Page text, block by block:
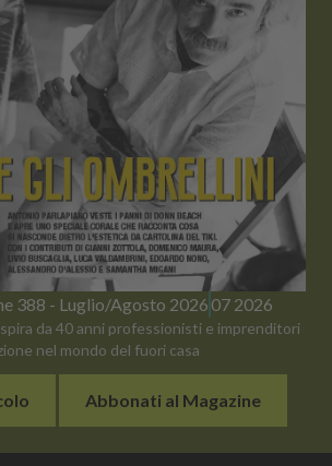
388 - Luglio/Agosto 2026 07 2026
da 40 anni professionisti e imprenditori
nel mondo del fuori casa
Abbonati al Magazine